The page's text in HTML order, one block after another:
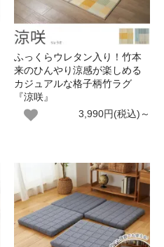
ふっくらウレタン入り！竹本
来のひんやり涼感が楽しめる
カジュアルな格子柄竹ラグ
『涼咲』
3,990円(税込)～